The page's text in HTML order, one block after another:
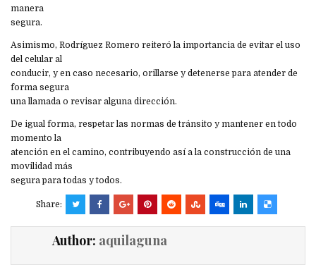
manera
segura.
Asimismo, Rodríguez Romero reiteró la importancia de evitar el uso
del celular al
conducir, y en caso necesario, orillarse y detenerse para atender de
forma segura
una llamada o revisar alguna dirección.
De igual forma, respetar las normas de tránsito y mantener en todo
momento la
atención en el camino, contribuyendo así a la construcción de una
movilidad más
segura para todas y todos.
Share:
Author: aquilaguna